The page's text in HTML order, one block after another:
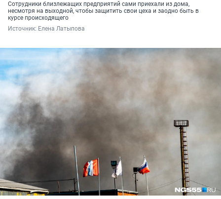
Сотрудники близлежащих предприятий сами приехали из дома,
несмотря на выходной, чтобы защитить свои цеха и заодно быть в
курсе происходящего
Источник: Елена Латыпова